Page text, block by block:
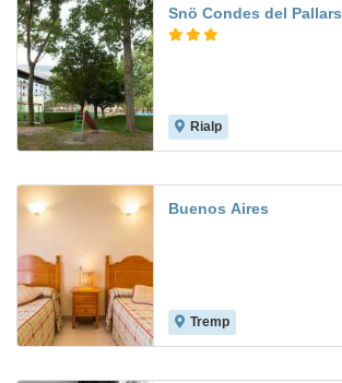
Snö Condes del Pallars
Rialp
Buenos Aires
Tremp